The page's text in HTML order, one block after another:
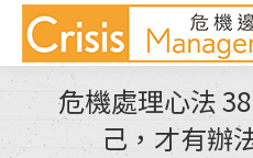
危機處理心法
己，才有辦